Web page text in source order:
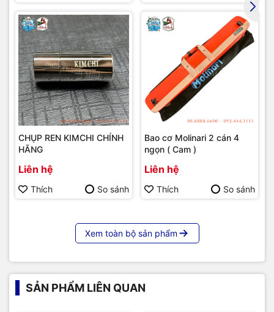
CHỤP REN KIMCHI CHÍNH
HÃNG
Liên hệ
Thích So sánh
Bao cơ Molinari 2 cán 4
ngọn ( Cam )
Liên hệ
Thích So sánh
Xem toàn bộ sản phẩm
SẢN PHẨM LIÊN QUAN